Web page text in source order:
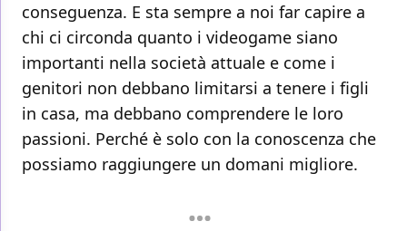
conseguenza. E sta sempre a noi far capire a
chi ci circonda quanto i videogame siano
importanti nella società attuale e come i
genitori non debbano limitarsi a tenere i figli
in casa, ma debbano comprendere le loro
passioni. Perché è solo con la conoscenza che
possiamo raggiungere un domani migliore.